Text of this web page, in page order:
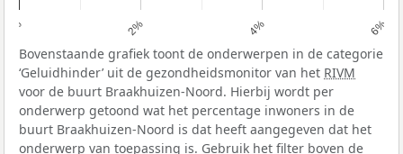
0% 2% 4% 6%
Bovenstaande grafiek toont de onderwerpen in de categorie
‘Geluidhinder’ uit de gezondheidsmonitor van het RIVM
voor de buurt Braakhuizen-Noord. Hierbij wordt per
onderwerp getoond wat het percentage inwoners in de
buurt Braakhuizen-Noord is dat heeft aangegeven dat het
onderwerp van toepassing is. Gebruik het filter boven de